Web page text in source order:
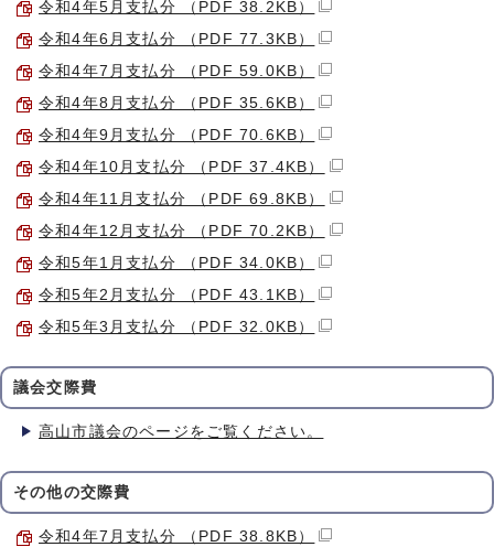
令和4年5月支払分 （PDF 38.2KB）
令和4年6月支払分 （PDF 77.3KB）
令和4年7月支払分 （PDF 59.0KB）
令和4年8月支払分 （PDF 35.6KB）
令和4年9月支払分 （PDF 70.6KB）
令和4年10月支払分 （PDF 37.4KB）
令和4年11月支払分 （PDF 69.8KB）
令和4年12月支払分 （PDF 70.2KB）
令和5年1月支払分 （PDF 34.0KB）
令和5年2月支払分 （PDF 43.1KB）
令和5年3月支払分 （PDF 32.0KB）
議会交際費
高山市議会のページをご覧ください。
その他の交際費
令和4年7月支払分 （PDF 38.8KB）